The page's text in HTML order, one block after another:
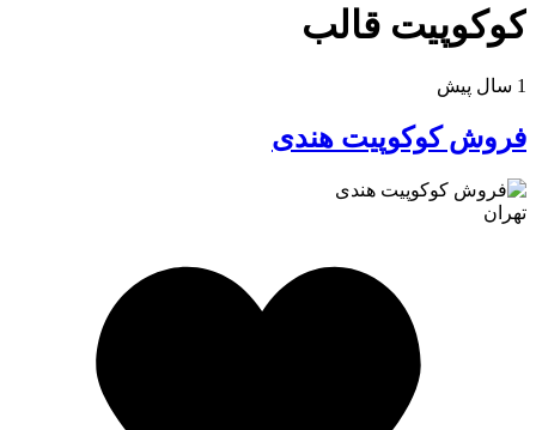
کوکوپیت قالب
فروش کوکوپیت هندی
تهران